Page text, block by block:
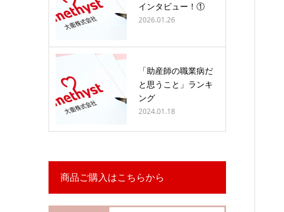
インタビュー！①
2026.01.26
「助産師の職業病だ
と思うこと」ランキ
ング
2024.01.18
商品ご購入はこちらから